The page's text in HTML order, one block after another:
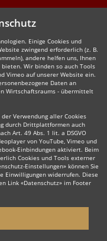
Einige Cookies und
zwingend erforderlich (z. B.
andere helfen uns, Ihnen
Wir binden so auch Tools
Vimeo auf unserer Website ein.
Daten an
Wirtschaftsraums - übermittelt
Verwendung aller Cookies
durch Drittplattformen auch
Art. 49 Abs. 1 lit. a DSGVO
von YouTube, Vimeo und
Einbindungen aktiviert. Beim
Cookies und Tools externer
Einstellungen» können Sie
widerrufen. Diese
Link «Datenschutz» im Footer